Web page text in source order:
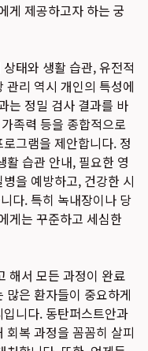
게 제공하고자 하는 궁
태와 생활 습관, 유전적
관리 역시 개인의 특성에
는 정밀 검사 결과를 바
족력 등을 종합적으로
그램을 제안합니다. 정
활 습관 안내, 필요한 영
을 예방하고, 건강한 시
다. 특히 녹내장이나 당
게는 꾸준하고 세심한
해서 모든 과정이 완료
많은 환자들이 중요하게
니다. 동탄퍼스트안과
회복 과정을 꼼꼼히 살피